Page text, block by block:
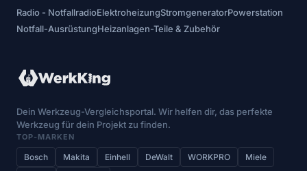
Radio - NotfallradioElektroheizungStromgeneratorPowerstation
Notfall-AusrüstungHeizanlagen-Teile & Zubehör
Dein Werkzeug-Vergleichsportal. Wir helfen dir, das perfekte
Werkzeug für dein Projekt zu finden.
TOP-MARKEN
Bosch Makita Einhell DeWalt WORKPRO
Miele